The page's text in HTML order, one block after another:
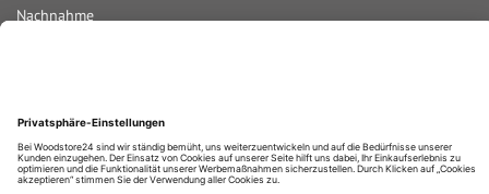
Nachnahme
Bar bei Abholung